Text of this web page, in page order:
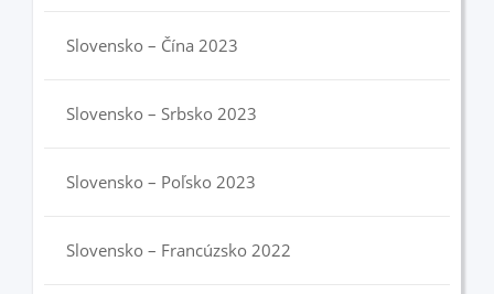
Slovensko – Čína 2023
Slovensko – Srbsko 2023
Slovensko – Poľsko 2023
Slovensko – Francúzsko 2022